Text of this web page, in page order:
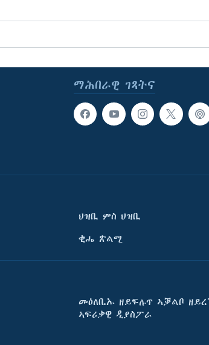
ማሕበራዊ ገጻትና
ህዝቢ ምስ ህዝቢ
ቂሔ ጽልሚ
መዕለቢኡ ዘይፍሉጥ ኣቓልቦ
ኣፍሪቃዊ ዲያስፖራ